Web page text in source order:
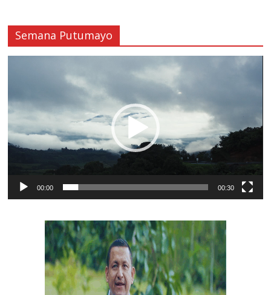
Semana Putumayo
00:00 00:30